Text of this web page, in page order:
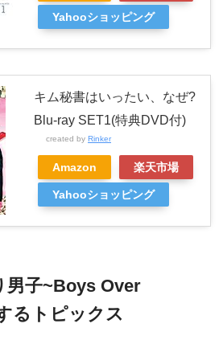
Yahooショッピング
キム秘書はいったい、なぜ?
Blu-ray SET1(特典DVD付)
created by Rinker
Amazon 楽天市場
Yahooショッピング
男子~Boys Over
るトピックス